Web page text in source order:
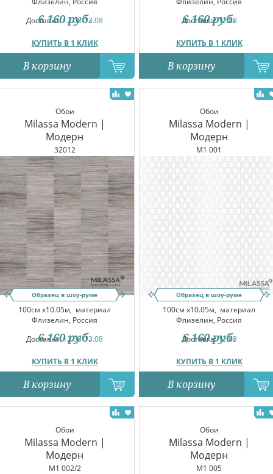
Доставка:12.08-13.08
КУПИТЬ В 1 КЛИК
6 160 руб.
В корзину
Доставка:12.08
КУПИТЬ В 1 КЛИК
6 160 руб.
В корзину
Обои
Milassa Modern |
Модерн
32012
Образец в шоу-руме
100см x10.05м, материал
Флизелин, Россия
Доставка:12.08-13.08
КУПИТЬ В 1 КЛИК
6 160 руб.
В корзину
Обои
Milassa Modern |
Модерн
M1 001
Образец в шоу-руме
100см x10.05м, материал
Флизелин, Россия
Доставка:12.08
КУПИТЬ В 1 КЛИК
6 160 руб.
В корзину
Обои
Milassa Modern |
Модерн
M1 002/2
Обои
Milassa Modern |
Модерн
M1 005